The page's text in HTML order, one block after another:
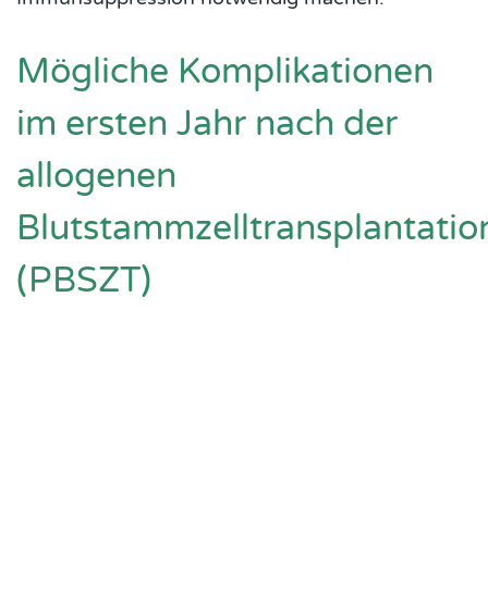
Mögliche Komplikationen
im ersten Jahr nach der
allogenen
(PBSZT)